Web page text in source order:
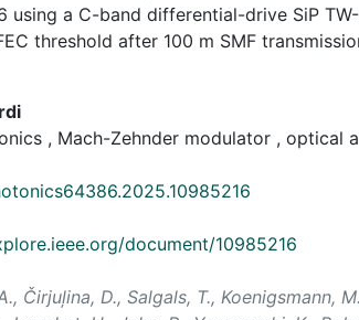
using a C-band differential-drive SiP
threshold after 100 m SMF
, Mach-Zehnder modulator , optical
document/10985216
Čirjuļina, D., Salgals, T., Koenigsmann,